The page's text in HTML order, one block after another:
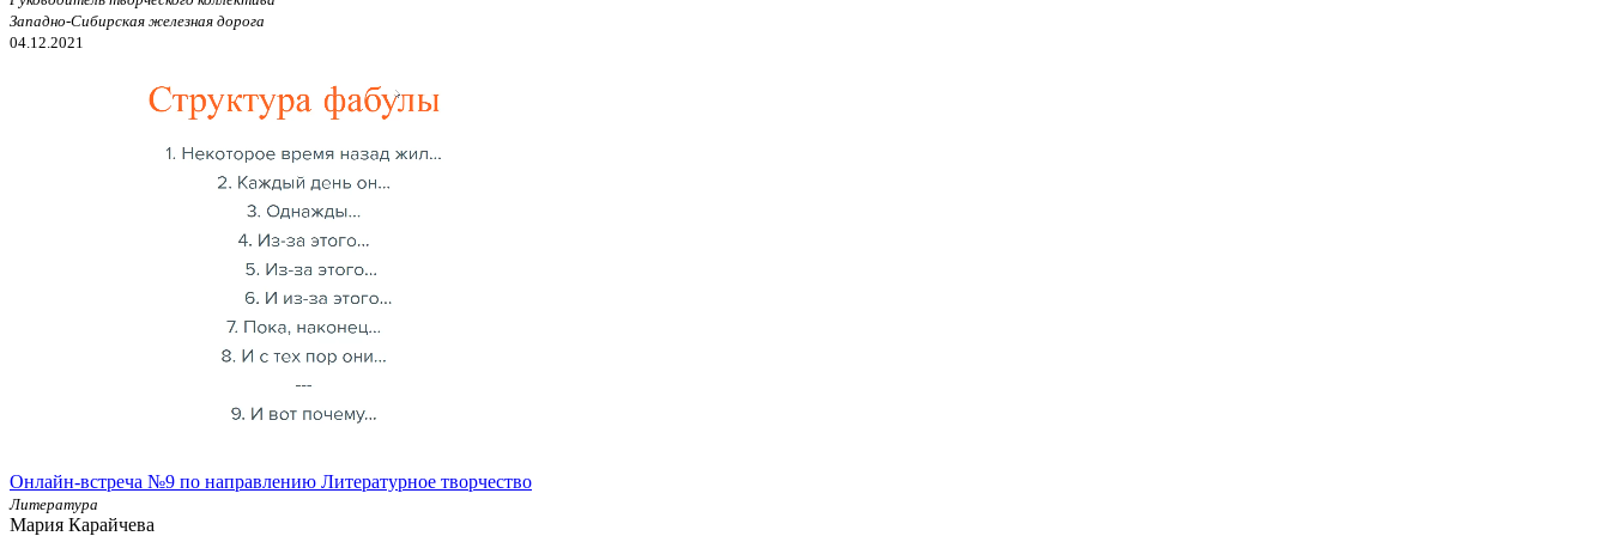
Западно-Сибирская железная дорога
04.12.2021
Онлайн-встреча №9 по направлению Литературное творчество
Литература
Мария Карайчева